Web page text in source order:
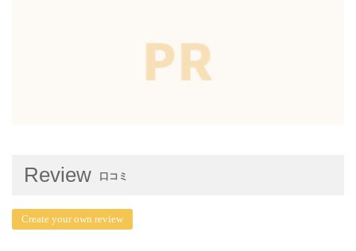
Review 口コミ
Create your own review